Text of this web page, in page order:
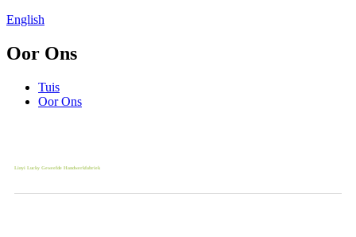
English
Oor Ons
Tuis
Oor Ons
Linyi Lucky Geweefde Handwerkfabriek